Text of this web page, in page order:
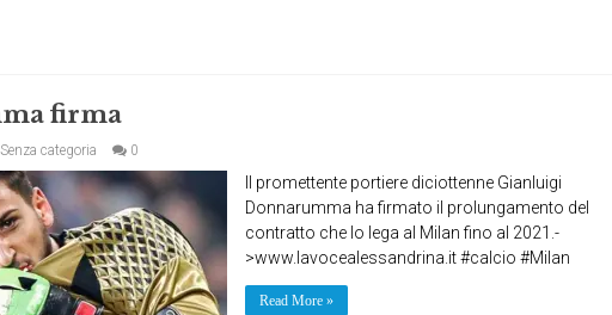
firma
Senza categoria 0
Il promettente portiere diciottenne Gianluigi
Donnarumma ha firmato il prolungamento del
contratto che lo lega al Milan fino al 2021.-
>www.lavocealessandrina.it #calcio #Milan
Read More »